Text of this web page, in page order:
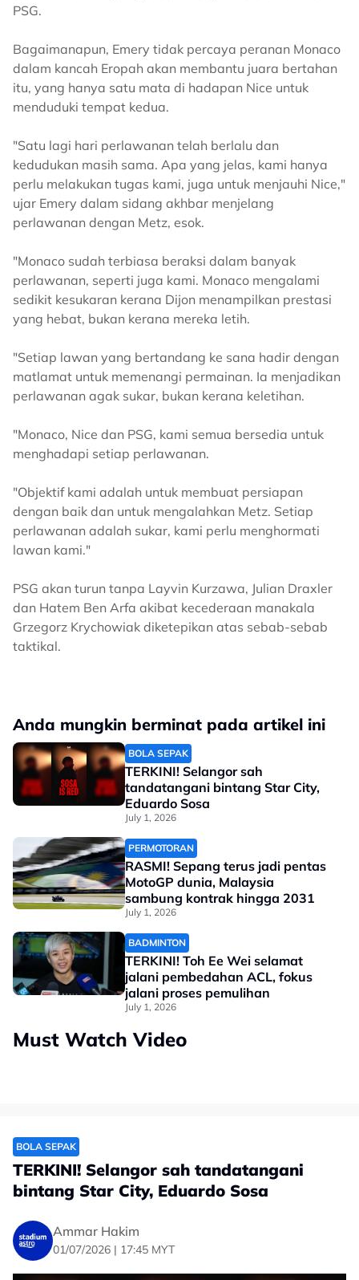
PSG.
Bagaimanapun, Emery tidak percaya peranan Monaco
dalam kancah Eropah akan membantu juara bertahan
itu, yang hanya satu mata di hadapan Nice untuk
menduduki tempat kedua.
"Satu lagi hari perlawanan telah berlalu dan
kedudukan masih sama. Apa yang jelas, kami hanya
perlu melakukan tugas kami, juga untuk menjauhi Nice,"
ujar Emery dalam sidang akhbar menjelang
perlawanan dengan Metz, esok.
"Monaco sudah terbiasa beraksi dalam banyak
perlawanan, seperti juga kami. Monaco mengalami
sedikit kesukaran kerana Dijon menampilkan prestasi
yang hebat, bukan kerana mereka letih.
"Setiap lawan yang bertandang ke sana hadir dengan
matlamat untuk memenangi permainan. Ia menjadikan
perlawanan agak sukar, bukan kerana keletihan.
"Monaco, Nice dan PSG, kami semua bersedia untuk
menghadapi setiap perlawanan.
"Objektif kami adalah untuk membuat persiapan
dengan baik dan untuk mengalahkan Metz. Setiap
perlawanan adalah sukar, kami perlu menghormati
lawan kami."
PSG akan turun tanpa Layvin Kurzawa, Julian Draxler
dan Hatem Ben Arfa akibat kecederaan manakala
Grzegorz Krychowiak diketepikan atas sebab-sebab
taktikal.
Anda mungkin berminat pada artikel ini
BOLA SEPAK
TERKINI! Selangor sah
tandatangani bintang Star City,
Eduardo Sosa
July 1, 2026
PERMOTORAN
RASMI! Sepang terus jadi pentas
MotoGP dunia, Malaysia
sambung kontrak hingga 2031
July 1, 2026
BADMINTON
TERKINI! Toh Ee Wei selamat
jalani pembedahan ACL, fokus
jalani proses pemulihan
July 1, 2026
Must Watch Video
BOLA SEPAK
TERKINI! Selangor sah tandatangani
bintang Star City, Eduardo Sosa
Ammar Hakim
01/07/2026 | 17:45 MYT